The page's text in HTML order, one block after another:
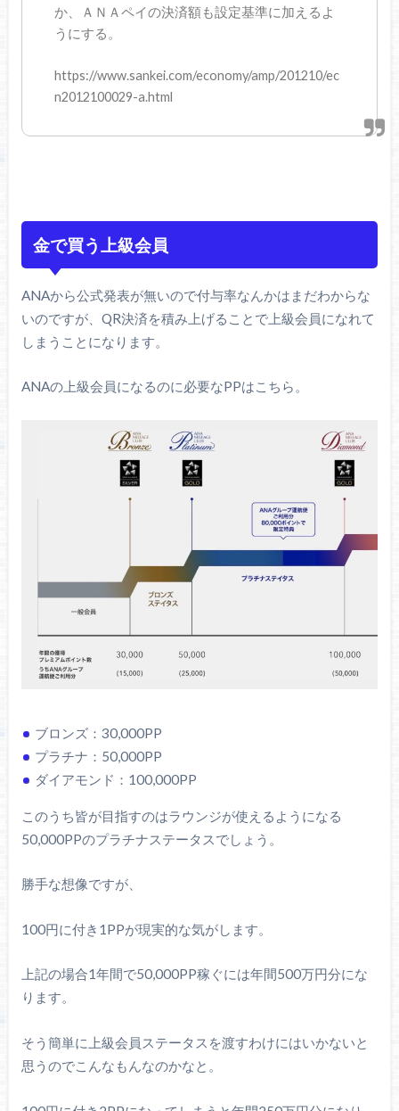
か、ＡＮＡペイの決済額も設定基準に加えるよ
うにする。
https://www.sankei.com/economy/amp/201210/ec
n2012100029-a.html
金で買う上級会員
ANAから公式発表が無いので付与率なんかはまだわからな
いのですが、QR決済を積み上げることで上級会員になれて
しまうことになります。
ANAの上級会員になるのに必要なPPはこちら。
ブロンズ：30,000PP
プラチナ：50,000PP
ダイアモンド：100,000PP
このうち皆が目指すのはラウンジが使えるようになる
50,000PPのプラチナステータスでしょう。
勝手な想像ですが、
100円に付き1PPが現実的な気がします。
上記の場合1年間で50,000PP稼ぐには年間500万円分にな
ります。
そう簡単に上級会員ステータスを渡すわけにはいかないと
思うのでこんなもんなのかなと。